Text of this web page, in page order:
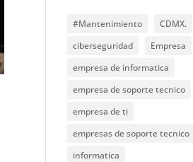
#Mantenimiento
CDMX.
ciberseguridad
Empresa
empresa de informatica
empresa de soporte tecnico
empresa de ti
empresas de soporte tecnico
informatica